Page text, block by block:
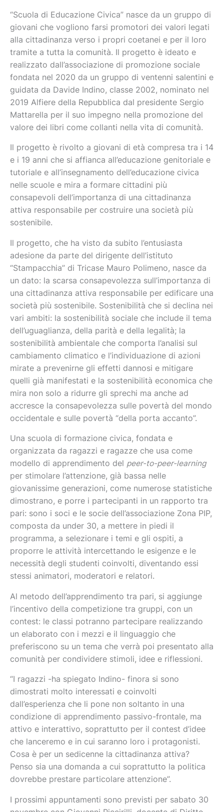
“Scuola di Educazione Civica” nasce da un gruppo di
giovani che vogliono farsi promotori dei valori legati
alla cittadinanza verso i propri coetanei e per il loro
tramite a tutta la comunità. Il progetto è ideato e
realizzato dall’associazione di promozione sociale
fondata nel 2020 da un gruppo di ventenni salentini e
guidata da Davide Indino, classe 2002, nominato nel
2019 Alfiere della Repubblica dal presidente Sergio
Mattarella per il suo impegno nella promozione del
valore dei libri come collanti nella vita di comunità.
Il progetto è rivolto a giovani di età compresa tra i 14
e i 19 anni che si affianca all’educazione genitoriale e
tutoriale e all’insegnamento dell’educazione civica
nelle scuole e mira a formare cittadini più
consapevoli dell’importanza di una cittadinanza
attiva responsabile per costruire una società più
sostenibile.
Il progetto, che ha visto da subito l’entusiasta
adesione da parte del dirigente dell’istituto
“Stampacchia” di Tricase Mauro Polimeno, nasce da
un dato: la scarsa consapevolezza sull’importanza di
una cittadinanza attiva responsabile per edificare una
società più sostenibile. Sostenibilità che si declina nei
vari ambiti: la sostenibilità sociale che include il tema
dell’uguaglianza, della parità e della legalità; la
sostenibilità ambientale che comporta l’analisi sul
cambiamento climatico e l’individuazione di azioni
mirate a prevenirne gli effetti dannosi e mitigare
quelli già manifestati e la sostenibilità economica che
mira non solo a ridurre gli sprechi ma anche ad
accresce la consapevolezza sulle povertà del mondo
occidentale e sulle povertà “della porta accanto”.
Una scuola di formazione civica, fondata e
organizzata da ragazzi e ragazze che usa come
modello di apprendimento del peer-to-peer-learning
per stimolare l’attenzione, già bassa nelle
giovanissime generazioni, come numerose statistiche
dimostrano, e porre i partecipanti in un rapporto tra
pari: sono i soci e le socie dell’associazione Zona PIP,
composta da under 30, a mettere in piedi il
programma, a selezionare i temi e gli ospiti, a
proporre le attività intercettando le esigenze e le
necessità degli studenti coinvolti, diventando essi
stessi animatori, moderatori e relatori.
Al metodo dell’apprendimento tra pari, si aggiunge
l’incentivo della competizione tra gruppi, con un
contest: le classi potranno partecipare realizzando
un elaborato con i mezzi e il linguaggio che
preferiscono su un tema che verrà poi presentato alla
comunità per condividere stimoli, idee e riflessioni.
“I ragazzi -ha spiegato Indino- finora si sono
dimostrati molto interessati e coinvolti
dall’esperienza che li pone non soltanto in una
condizione di apprendimento passivo-frontale, ma
attivo e interattivo, soprattutto per il contest d’idee
che lanceremo e in cui saranno loro i protagonisti.
Cosa è per un sedicenne la cittadinanza attiva?
Penso sia una domanda a cui soprattutto la politica
dovrebbe prestare particolare attenzione”.
I prossimi appuntamenti sono previsti per sabato 30